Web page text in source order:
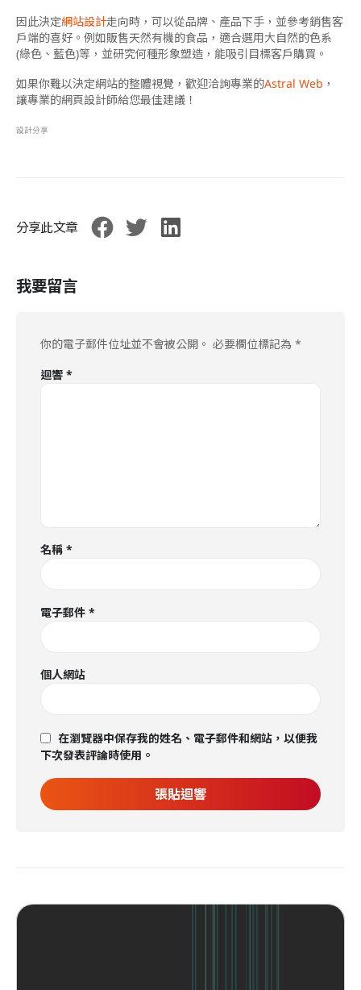
因此決定網站設計走向時，可以從品牌、產品下手，並參考銷售客
戶端的喜好。例如販售天然有機的食品，適合選用大自然的色系
(綠色、藍色)等，並研究何種形象塑造，能吸引目標客戶購買。
如果你難以決定網站的整體視覺，歡迎洽詢專業的Astral Web ，
讓專業的網頁設計師給您最佳建議！
設計分享
分享此文章
我要留言
你的電子郵件位址並不會被公開。 必要欄位標記為 *
迴響 *
名稱 *
電子郵件 *
個人網站
在瀏覽器中保存我的姓名、電子郵件和網站，以便我
下次發表評論時使用。